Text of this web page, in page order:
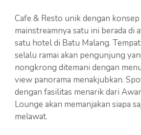
Cafe & Resto unik dengan
mainstreamnya satu ini berada di
satu hotel di Batu Malang.
selalu ramai akan pengunjung
nongkrong ditemani dengan
view panorama menakjubkan.
dengan fasilitas menarik dari
Lounge akan memanjakan siapa
melawat.